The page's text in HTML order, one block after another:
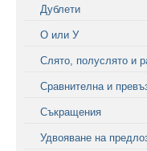
Дублети
О или У
Слято, полуслято и
Сравнителна и
Съкращения
Удвояване на